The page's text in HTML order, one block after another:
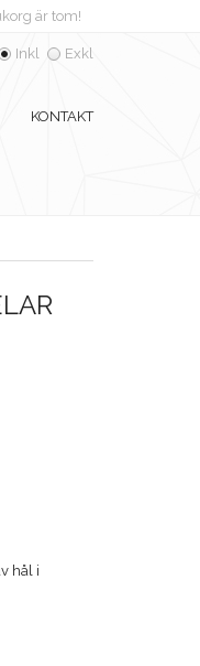
är tom!
Inkl Exkl
KONTAKT
hål i